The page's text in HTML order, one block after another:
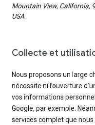
Mountain View, California,
USA
Collecte et
Nous proposons un large
nécessite ni l’ouverture
vos informations
Google, par exemple.
services complet que